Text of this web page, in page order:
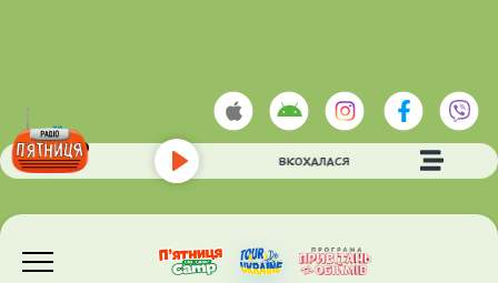
Play
- ВКОХАЛАСЯ